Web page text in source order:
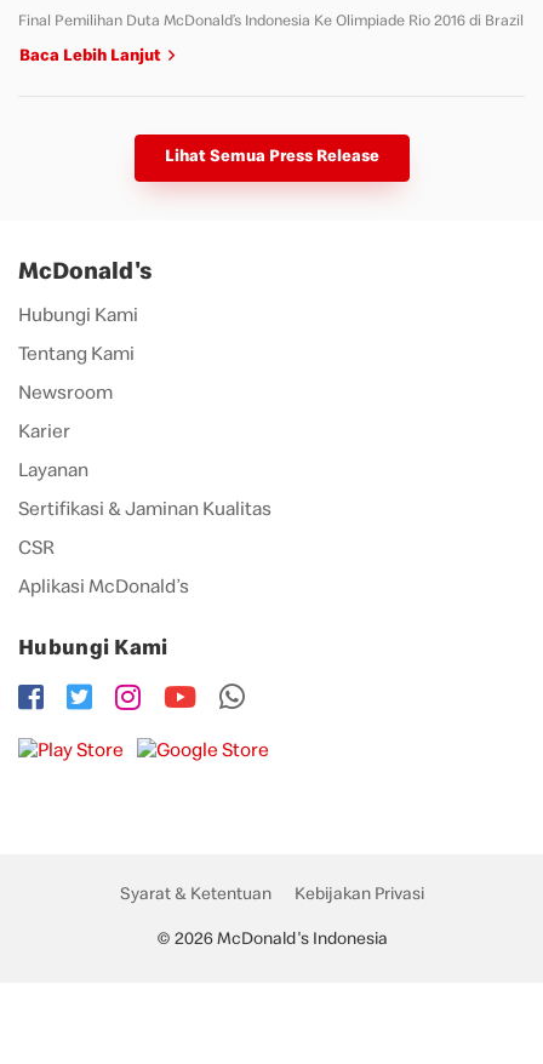
Final Pemilihan Duta McDonald’s Indonesia Ke Olimpiade Rio 2016 di Brazil
Baca Lebih Lanjut
Lihat Semua Press Release
McDonald's
Hubungi Kami
Tentang Kami
Newsroom
Karier
Layanan
Sertifikasi & Jaminan Kualitas
CSR
Aplikasi McDonald’s
Hubungi Kami
Syarat & Ketentuan Kebijakan Privasi
© 2026 McDonald's Indonesia